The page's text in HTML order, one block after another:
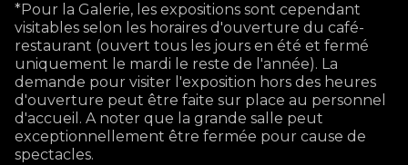
*Pour la Galerie, les expositions sont cependant
visitables selon les horaires d'ouverture du café-
restaurant (ouvert tous les jours en été et fermé
uniquement le mardi le reste de l'année). La
demande pour visiter l'exposition hors des heures
d'ouverture peut être faite sur place au personnel
d'accueil. A noter que la grande salle peut
exceptionnellement être fermée pour cause de
spectacles.